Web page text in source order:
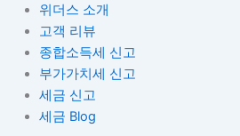
위더스 소개
고객 리뷰
종합소득세 신고
부가가치세 신고
세금 신고
세금 Blog